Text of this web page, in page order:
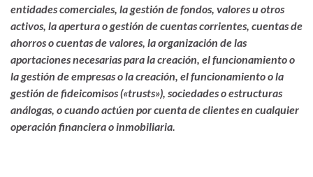
entidades comerciales, la gestión de fondos, valores u otros
activos, la apertura o gestión de cuentas corrientes, cuentas de
ahorros o cuentas de valores, la organización de las
aportaciones necesarias para la creación, el funcionamiento o
la gestión de empresas o la creación, el funcionamiento o la
gestión de fideicomisos («trusts»), sociedades o estructuras
análogas, o cuando actúen por cuenta de clientes en cualquier
operación financiera o inmobiliaria.